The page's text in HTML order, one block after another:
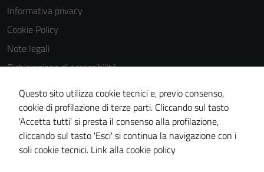
Informativa privacy
Cookie Policy
Note legali
Dichiarazione di accessibilità
Dichiarazione di accessibilità Servizi
Whistleblowing
Piano di miglioramento del sito
Area riservata
Questo sito utilizza cookie tecnici e, previo consenso,
cookie di profilazione di terze parti. Cliccando sul tasto
'Accetta tutti' si presta il consenso alla profilazione,
cliccando sul tasto 'Esci' si continua la navigazione con i
soli cookie tecnici. Link alla cookie policy